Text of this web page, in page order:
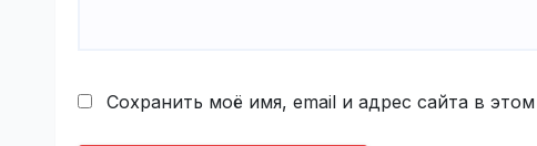
Сохранить моё имя, email и адрес сайта в